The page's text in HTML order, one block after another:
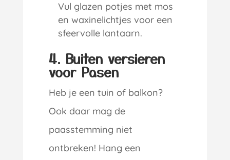
Vul glazen potjes met mos
en waxinelichtjes voor een
sfeervolle lantaarn.
4. Buiten versieren
voor Pasen
Heb je een tuin of balkon?
Ook daar mag de
paasstemming niet
ontbreken! Hang een